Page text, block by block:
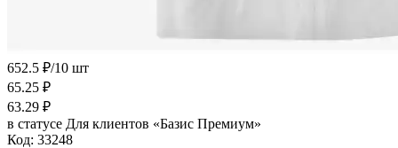
652.5 ₽/10 шт
65.25 ₽
63.29 ₽
в статусе Для клиентов «Базис Премиум»
Код: 33248